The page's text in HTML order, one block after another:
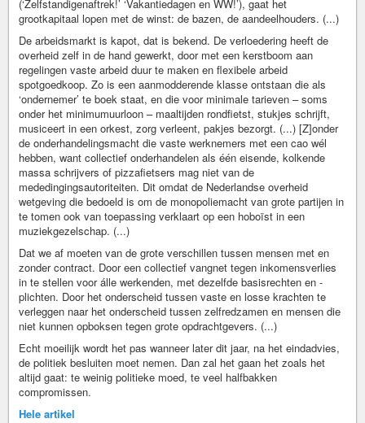
(‘Zelfstandigenaftrek!’ ‘Vakantiedagen en WW!’), gaat het
grootkapitaal lopen met de winst: de bazen, de aandeelhouders. (...)
De arbeidsmarkt is kapot, dat is bekend. De verloedering heeft de
overheid zelf in de hand gewerkt, door met een kerstboom aan
regelingen vaste arbeid duur te maken en flexibele arbeid
spotgoedkoop. Zo is een aanmodderende klasse ontstaan die als
‘ondernemer’ te boek staat, en die voor minimale tarieven – soms
onder het minimumuurloon – maaltijden rondfietst, stukjes schrijft,
musiceert in een orkest, zorg verleent, pakjes bezorgt. (...) [Z]onder
de onderhandelingsmacht die vaste werknemers met een cao wél
hebben, want collectief onderhandelen als één eisende, kolkende
massa schrijvers of pizzafietsers mag niet van de
mededingingsautoriteiten. Dit omdat de Nederlandse overheid
wetgeving die bedoeld is om de monopoliemacht van grote partijen in
te tomen ook van toepassing verklaart op een hoboïst in een
muziekgezelschap. (...)
Dat we af moeten van de grote verschillen tussen mensen met en
zonder contract. Door een collectief vangnet tegen inkomensverlies
in te stellen voor álle werkenden, met dezelfde basisrechten en -
plichten. Door het onderscheid tussen vaste en losse krachten te
verleggen naar het onderscheid tussen zelfredzamen en mensen die
niet kunnen opboksen tegen grote opdrachtgevers. (...)
Echt moeilijk wordt het pas wanneer later dit jaar, na het eindadvies,
de politiek besluiten moet nemen. Dan zal het gaan het zoals het
altijd gaat: te weinig politieke moed, te veel halfbakken
compromissen.
Hele artikel